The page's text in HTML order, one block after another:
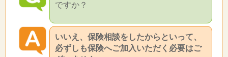
ですか？
いいえ、保険相談をしたからといって、
必ずしも保険へご加入いただく必要はご